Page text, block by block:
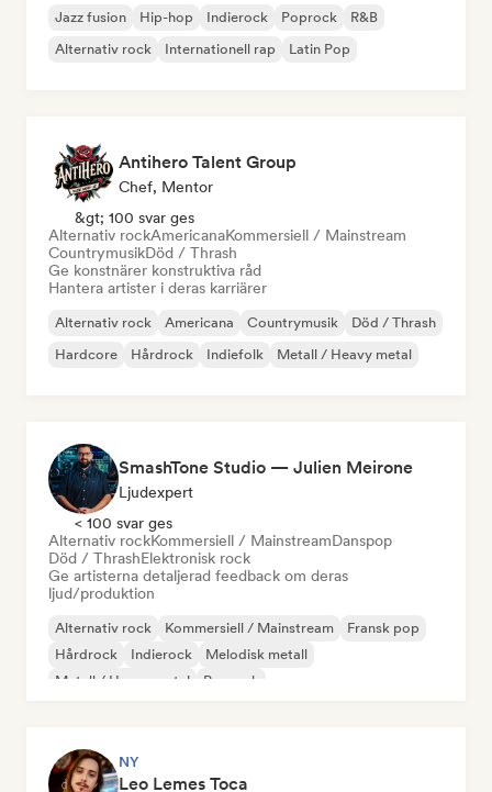
Jazz fusion Hip-hop Indierock Poprock
R&B
Alternativ rock
Internationell rap Latin Pop
Antihero Talent Group
Chef, Mentor
&gt; 100 svar ges
Alternativ rockAmericanaKommersiell / Mainstream
CountrymusikDöd / Thrash
Ge konstnärer konstruktiva råd
Hantera artister i deras karriärer
Alternativ rock Americana Countrymusik
Död / Thrash
Hardcore
Hårdrock Indiefolk Metall / Heavy metal
SmashTone Studio — Julien Meirone
Ljudexpert
< 100 svar ges
Alternativ rockKommersiell / MainstreamDanspop
Död / ThrashElektronisk rock
Ge artisterna detaljerad feedback om deras
ljud/produktion
Alternativ rock Kommersiell / Mainstream
Fransk pop
Hårdrock
Indierock
Melodisk metall
Metall / Heavy metal
Poprock
NY
Leo Lemes Toca